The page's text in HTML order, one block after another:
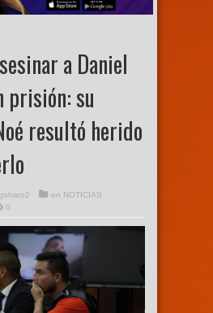
a Daniel
prisión: su
resultó herido
en NOTICIAS
0